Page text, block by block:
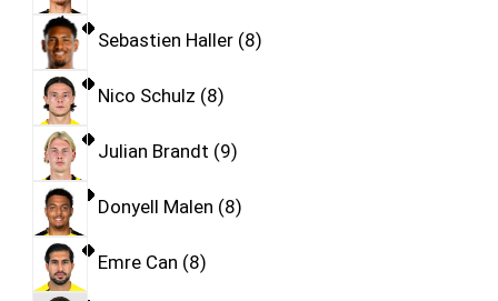
Sebastien Haller 8
Nico Schulz 8
Julian Brandt 9
Donyell Malen 8
Emre Can 8